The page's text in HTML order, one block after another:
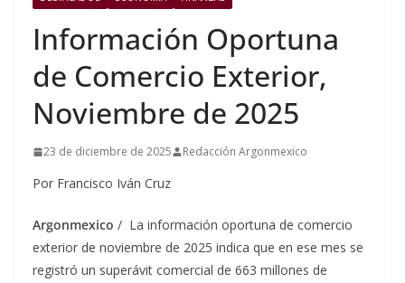
Información Oportuna
de Comercio Exterior,
Noviembre de 2025
23 de diciembre de 2025 Redacción Argonmexico
Por Francisco Iván Cruz
Argonmexico / La información oportuna de comercio
exterior de noviembre de 2025 indica que en ese mes se
registró un superávit comercial de 663 millones de